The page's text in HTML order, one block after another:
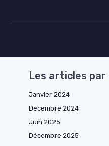
Les articles par
Janvier 2024
Décembre 2024
Juin 2025
Décembre 2025